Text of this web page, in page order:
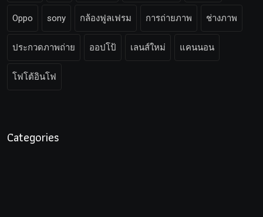
Oppo sony กล้องฟูลเฟรม การถ่ายภาพ ช่างภาพ
ประกวดภาพถ่าย ออปโป้ เลนส์ใหม่ แคนนอน
โฟโต้อินโฟ
Categories